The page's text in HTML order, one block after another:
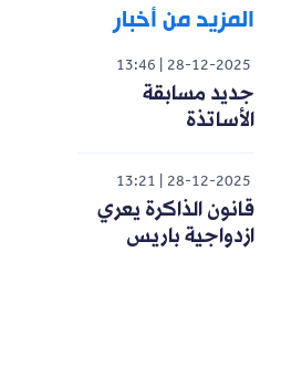
المزيد من أخبار
28-12-2025
13:46
جديد مسابقة
الأساتذة
28-12-2025
13:21
قانون الذاكرة يعري
ازدواجية باريس